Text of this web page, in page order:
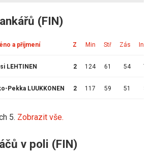
(FIN)
a příjmení Z Min Stř Zás Ink
LEHTINEN 2 124 61 54 7
Pekka LUUKKONEN 2 117 59 51
5. Zobrazit vše.
v poli (FIN)